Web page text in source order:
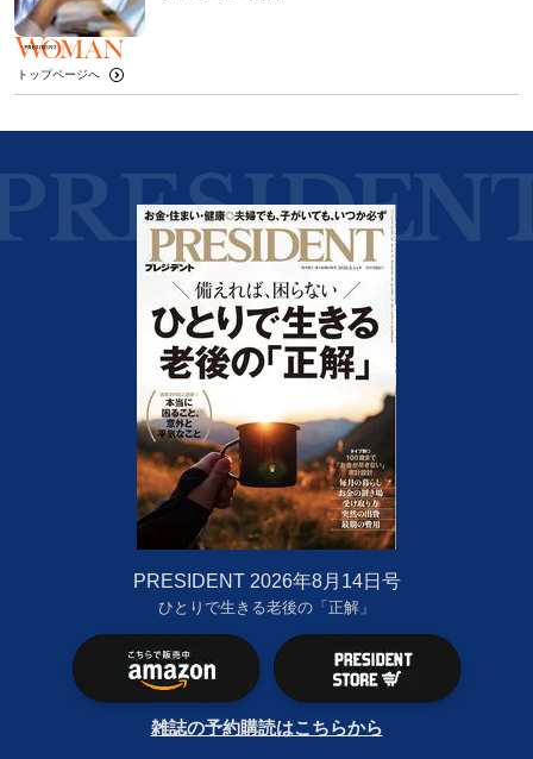
トップページへ
PRESIDENT 2026年8月14日号
ひとりで生きる老後の「正解」
雑誌の予約購読はこちらから